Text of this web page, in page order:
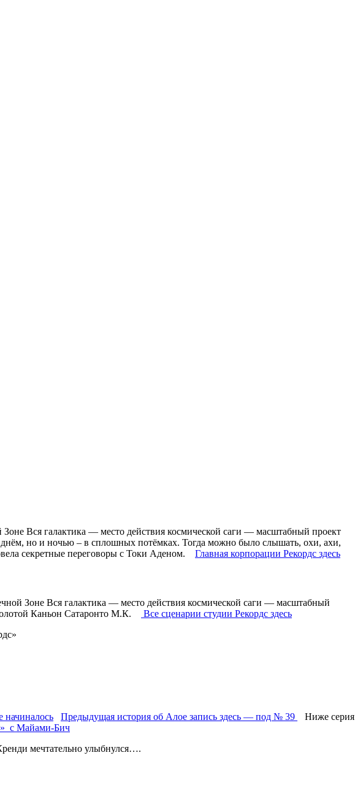
Вся галактика — место действия космической саги — масштабный проект
но и ночью – в сплошных потёмках. Тогда можно было слышать, охи, ахи,
секретные переговоры с Токи Аденом. Главная корпорации Рекордс здесь
Зоне Вся галактика — место действия космической саги — масштабный
Каньон Сатаронто М.К.
Все сценарии студии Рекордс здесь
Предыдущая история об Алое запись здесь — под № 39
Ниже серия
с Майами-Бич
мечтательно улыбнулся….